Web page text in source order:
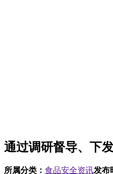
通过调研督导、下
所属分类： 食品安全资讯发布